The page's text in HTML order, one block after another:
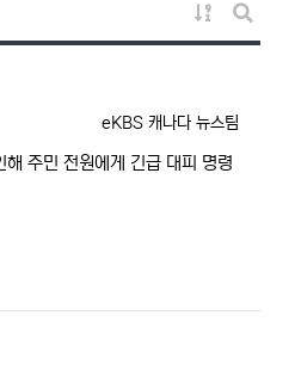
게시물 정렬
게시판
등록자
eKBS 캐나다 뉴스팀
주민 전원에게 긴급 대피 명령